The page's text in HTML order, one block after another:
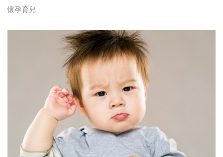
比較、BB打針後反應處理
懷孕育兒